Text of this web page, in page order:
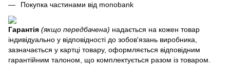
Покупка частинами від monobank
Гарантія (якщо передбачена) надається на кожен товар
індивідуально у відповідності до зобов'язань виробника,
зазначається у картці товару, оформляється відповідним
гарантійним талоном, що комплектується разом із товаром.